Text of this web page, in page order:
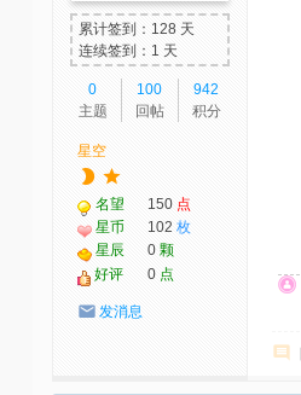
累计签到：128 天
连续签到：1 天
0
主题
100
回帖
942
积分
星空
名望 150 点
星币
102 枚
星辰
0 颗
好评
0 点
发消息